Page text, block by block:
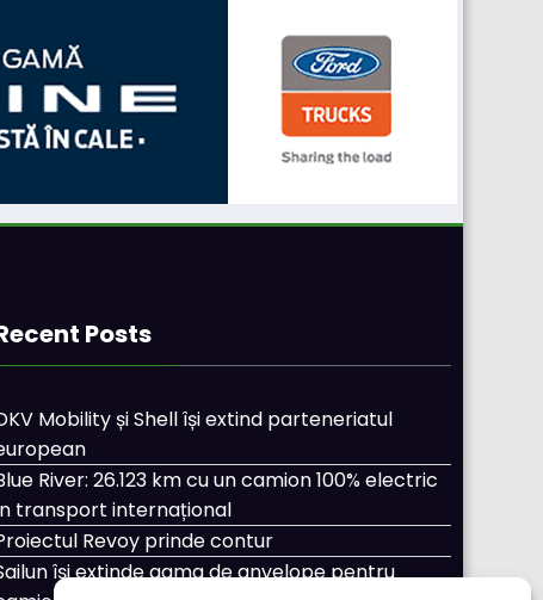
Posts
Mobility și Shell își extind parteneriatul
River: 26.123 km cu un camion 100% electric
transport internațional
Revoy prinde contur
își extinde gama de anvelope pentru